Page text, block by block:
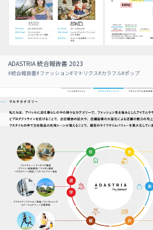
ADASTRIA 統合報告書 2023
#統合報告書#ファッション#マトリクス#カラフル#ポップ